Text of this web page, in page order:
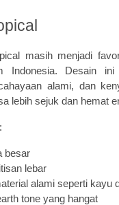
masih menjadi
Indonesia. Desain ini
alami, dan
lebih sejuk dan hemat
besar
lebar
alami seperti kayu
tone yang hangat